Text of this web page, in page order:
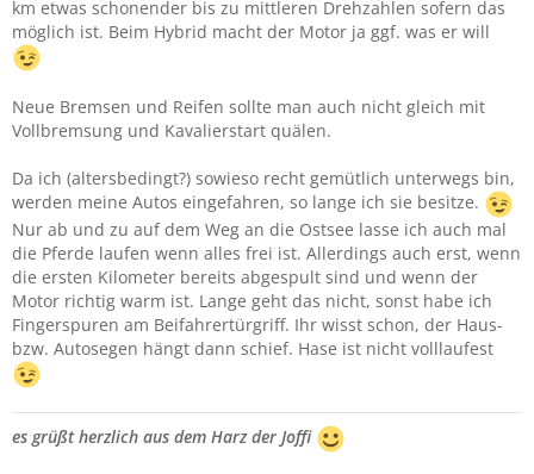
km etwas schonender bis zu mittleren Drehzahlen sofern das
möglich ist. Beim Hybrid macht der Motor ja ggf. was er will
Neue Bremsen und Reifen sollte man auch nicht gleich mit
Vollbremsung und Kavalierstart quälen.
Da ich (altersbedingt?) sowieso recht gemütlich unterwegs bin,
werden meine Autos eingefahren, so lange ich sie besitze.
Nur ab und zu auf dem Weg an die Ostsee lasse ich auch mal
die Pferde laufen wenn alles frei ist. Allerdings auch erst, wenn
die ersten Kilometer bereits abgespult sind und wenn der
Motor richtig warm ist. Lange geht das nicht, sonst habe ich
Fingerspuren am Beifahrertürgriff. Ihr wisst schon, der Haus-
bzw. Autosegen hängt dann schief. Hase ist nicht volllaufest
es grüßt herzlich aus dem Harz der Joffi